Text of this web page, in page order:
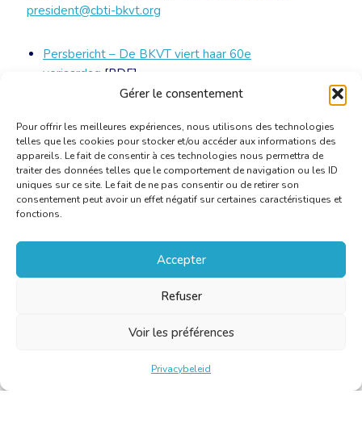
Gérer le consentement
Pour offrir les meilleures expériences, nous utilisons des technologies
telles que les cookies pour stocker et/ou accéder aux informations des
appareils. Le fait de consentir à ces technologies nous permettra de
traiter des données telles que le comportement de navigation ou les ID
uniques sur ce site. Le fait de ne pas consentir ou de retirer son
consentement peut avoir un effet négatif sur certaines caractéristiques et
fonctions.
Accepter
Refuser
Voir les préférences
Privacybeleid
president@cbti-bkvt.org
Persbericht – De BKVT viert haar 60e
verjaardag [PDF]
Persdossier: 60 jaar BKVT[PDF]